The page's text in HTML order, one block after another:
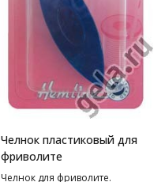
Челнок пластиковый для
фриволите
Челнок для фриволите.